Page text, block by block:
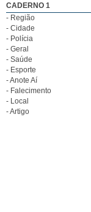
CADERNO 1
- Região
- Cidade
- Polícia
- Geral
- Saúde
- Esporte
- Anote Aí
- Falecimento
- Local
- Artigo